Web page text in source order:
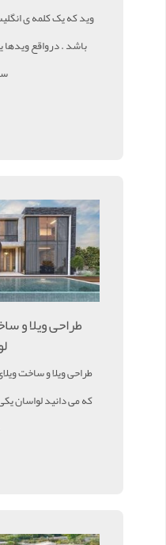
وید که یک کلمه ی
باشد . درواقع
طراحی ویلا و
طراحی ویلا و ساخت
که می دانید لواسان